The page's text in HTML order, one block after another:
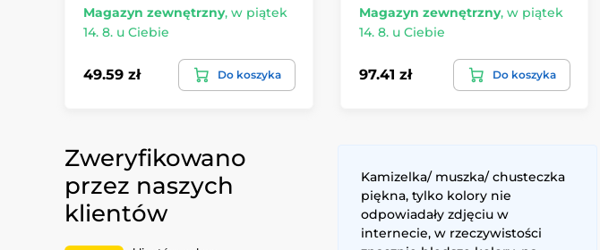
Magazyn zewnętrzny, w piątek
14. 8. u Ciebie
49.59 zł Do koszyka
Magazyn zewnętrzny, w piątek
14. 8. u Ciebie
97.41 zł Do koszyka
Zweryfikowano
przez naszych
klientów
Kamizelka/ muszka/ chusteczka
piękna, tylko kolory nie
odpowiadały zdjęciu w
internecie, w rzeczywistości